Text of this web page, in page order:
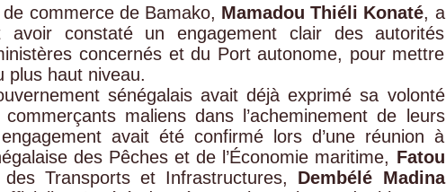
commerce de Bamako, Mamadou Thiéli Konaté, a
avoir constaté un engagement clair des autorités
concernés et du Port autonome, pour mettre
haut niveau.
sénégalais avait déjà exprimé sa volonté
maliens dans l’acheminement de leurs
avait été confirmé lors d’une réunion à
des Pêches et de l’Économie maritime, Fatou
Transports et Infrastructures, Dembélé Madina